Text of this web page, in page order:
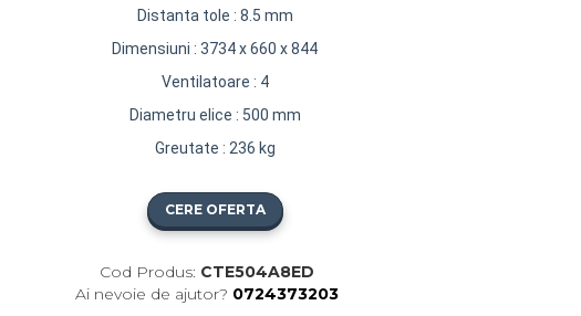
Distanta tole : 8.5 mm
Dimensiuni : 3734 x 660 x 844
Ventilatoare : 4
Diametru elice : 500 mm
Greutate : 236 kg
CERE OFERTA
Cod Produs: CTE504A8ED
Ai nevoie de ajutor? 0724373203